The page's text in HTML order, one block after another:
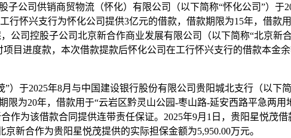
子公司供销商贸物流（怀化）有限公司（以下简称“怀化公司”）
行怀兴支行为怀化公司提供3亿元的借款，借款期限为15年，借款
公司控股子公司北京新合作商业发展有限公司（以下简称“北京新
目进度款，本次借款提款后怀化公司在工行怀兴支行的借款本金
于2025年8月与中国建设银行股份有限公司贵阳城北支行（以下
为20年，借款用于“云岩区黔灵山公园-枣山路-延安西路平急两
作为该借款合同提供连带责任保证。2025年9月1日，贵阳星悦茂
新合作为贵阳星悦茂提供的实际担保金额为5,950.00万元。